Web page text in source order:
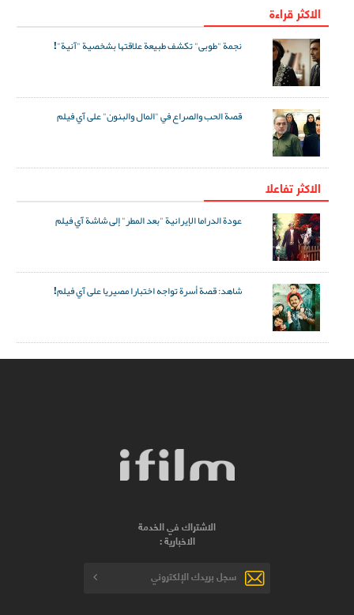
الاكثر قراءة
نجمة "طوبى" تكشف طبيعة علاقتها بشخصية "آنية"!
قصة الحب والصراع في "المال والبنون" على آي فيلم
الاکثر تفاعلا
عودة الدراما الإيرانية "بعد المطر" إلى شاشة آي فيلم
شاهد: قصة أسرة تواجه اختبارا مصيريا على آي فيلم!
الاشتراك في الخدمة
الاخبارية :